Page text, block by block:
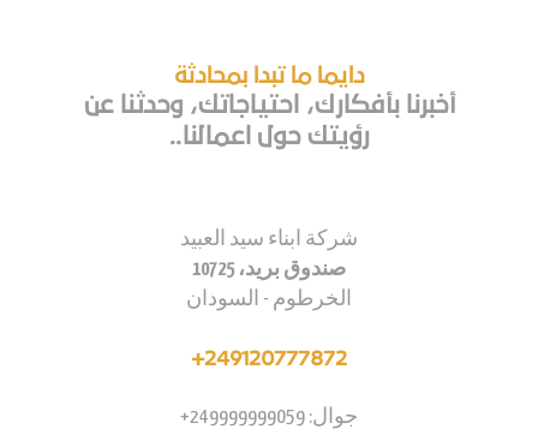
دايما ما تبدا بمحادثة
أخبرنا بأفكارك، احتياجاتك، وحدثنا عن
رؤيتك حول اعمالنا..
شركة ابناء سيد العبيد
صندوق بريد، 10725
الخرطوم - السودان
249120777872+
جوال: 249999999059+